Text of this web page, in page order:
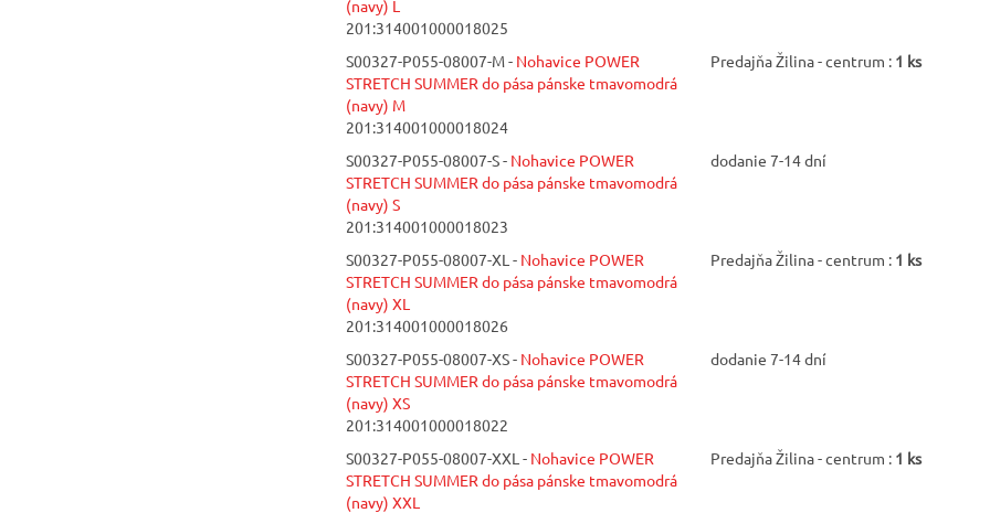
(navy) L
201:314001000018025
S00327-P055-08007-M - Nohavice POWER
STRETCH SUMMER do pása pánske tmavomodrá
(navy) M
201:314001000018024
Predajňa Žilina - centrum : 1 ks
S00327-P055-08007-S - Nohavice POWER
STRETCH SUMMER do pása pánske tmavomodrá
(navy) S
201:314001000018023
dodanie 7-14 dní
S00327-P055-08007-XL - Nohavice POWER
STRETCH SUMMER do pása pánske tmavomodrá
(navy) XL
201:314001000018026
Predajňa Žilina - centrum : 1 ks
S00327-P055-08007-XS - Nohavice POWER
STRETCH SUMMER do pása pánske tmavomodrá
(navy) XS
201:314001000018022
dodanie 7-14 dní
S00327-P055-08007-XXL - Nohavice POWER
STRETCH SUMMER do pása pánske tmavomodrá
(navy) XXL
Predajňa Žilina - centrum : 1 ks